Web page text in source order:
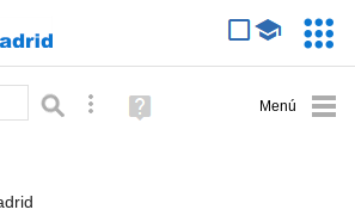
Búsqueda avanzada
Ayuda
(en